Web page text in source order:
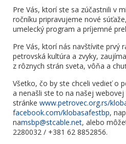
Pre Vás, ktorí ste sa zúčastnili v
ročníku pripravujeme nové
umelecký program a príjemné
Pre Vás, ktorí nás navštívite prvý
petrovská kultúra a zvyky,
z rôznych strán sveta, vôňa a
Všetko, čo by ste chceli vedieť o
a nenašli ste to na našej webovej
stránke www.petrovec.org.rs/
facebook.com/klobasafestbp,
namsbp@stcable.net, alebo
2280032 / +381 62 8852856.